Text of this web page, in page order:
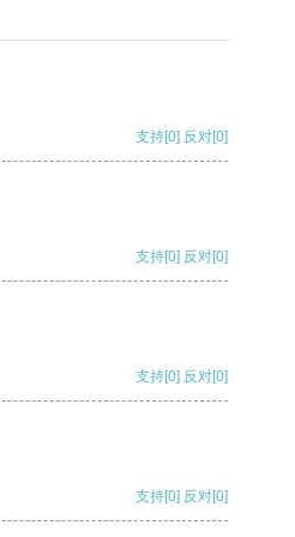
支持[0] 反对[0]
支持[0] 反对[0]
支持[0] 反对[0]
支持[0] 反对[0]